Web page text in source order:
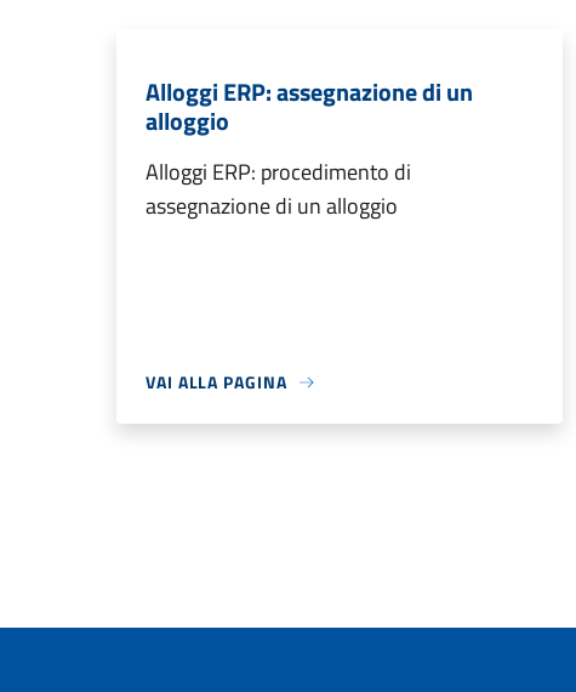
Alloggi ERP: assegnazione di un
alloggio
Alloggi ERP: procedimento di
assegnazione di un alloggio
VAI ALLA PAGINA